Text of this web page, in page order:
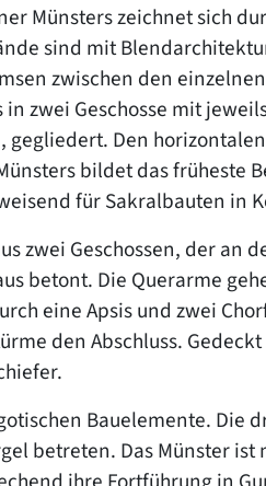
Münsters zeichnet sich
sind mit
zwischen den
zwei Geschosse mit
Den
bildet das früheste
für Sakralbauten in
zwei Geschossen, der an
betont. Die Querarme
eine Apsis und zwei
den Abschluss.
Bauelemente. Die
betreten. Das Münster